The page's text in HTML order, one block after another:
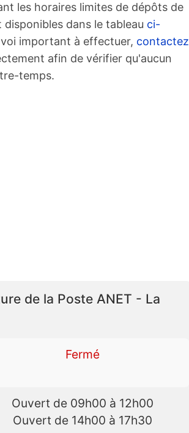
les horaires limites de dépôts de
dans le tableau ci-
important à effectuer, contactez
afin de vérifier qu'aucun
temps.
de la Poste ANET - La
Fermé
Ouvert de 09h00 à 12h00
Ouvert de 14h00 à 17h30